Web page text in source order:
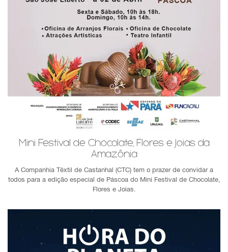
Mini Festival de Chocolate, Flores e Joias da
Amazônia
A Companhia Têxtil de Castanhal (CTC) tem o prazer de convidar a
todos para a edição especial de Páscoa do Mini Festival de Chocolate,
Flores e Joias.